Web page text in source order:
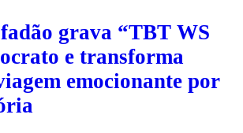
grava “TBT WS
e transforma
emocionante por